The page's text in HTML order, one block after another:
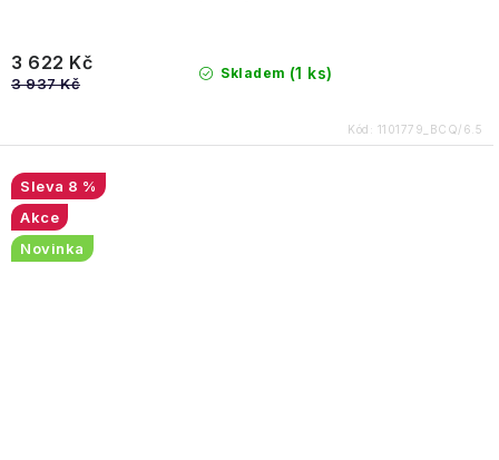
Skladem (1 ks)
3 622 Kč
3 937 Kč
Kód: 1101779_BCQ/6.5
8 %
Akce
Novinka